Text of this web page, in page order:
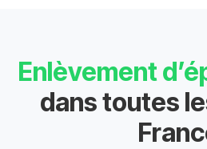
Enlèvement
dans toutes